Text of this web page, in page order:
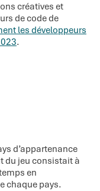
créatives et
de code de
les développeurs
.
d’appartenance
du jeu consistait à
en
chaque pays.